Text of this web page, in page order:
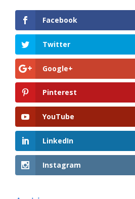
Facebook
Twitter
Google+
Pinterest
YouTube
LinkedIn
Instagram